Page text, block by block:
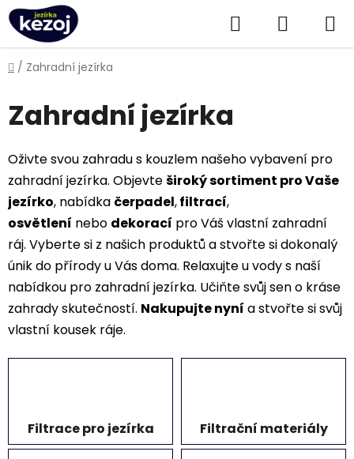
Přejít
na
obsah
Hledat
KOŠÍK
Domů
/ Zahradní jezírka
Zahradní jezírka
Oživte svou zahradu s kouzlem našeho vybavení pro
zahradní jezírka. Objevteširoký sortiment pro Vaše
jezírko, nabídka čerpadel,filtrací,
osvětlení nebo dekorací pro Váš vlastní zahradní
ráj. Vyberte si z našich produktů a stvořte si dokonalý
únik do přírody u Vás doma. Relaxujte u vody s naší
nabídkou pro zahradní jezírka. Učiňte svůj sen o kráse
zahrady skutečností. Nakupujte nyní a stvořte si svůj
vlastní kousek ráje.
Filtrace pro jezírka Filtrační materiály